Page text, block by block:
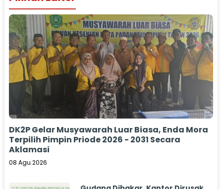
DK2P Gelar Musyawarah Luar Biasa, Enda Mora
Terpilih Pimpin Priode 2026 - 2031 Secara
Aklamasi
08 Agu 2026